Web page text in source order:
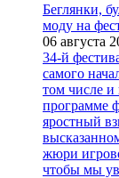
Беглянки,
моду на
06 августа
34-й
самого
том числе и
программе
яростный
жюри
чтобы мы